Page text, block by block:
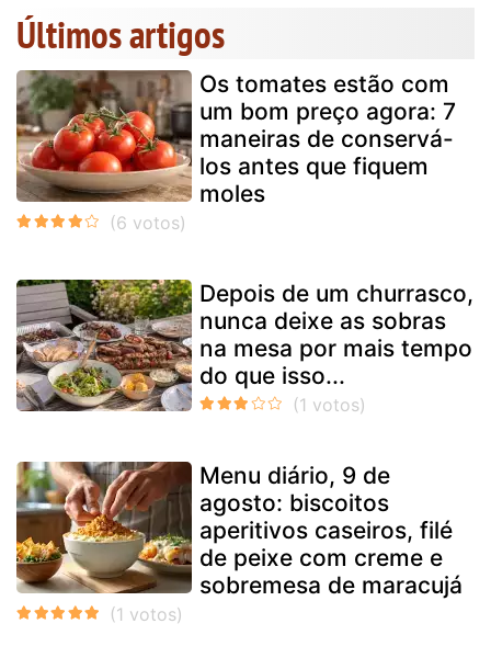
Últimos artigos
Os tomates estão com
um bom preço agora: 7
maneiras de conservá-
los antes que fiquem
moles
Depois de um churrasco,
nunca deixe as sobras
na mesa por mais tempo
do que isso...
Menu diário, 9 de
agosto: biscoitos
aperitivos caseiros, filé
de peixe com creme e
sobremesa de maracujá